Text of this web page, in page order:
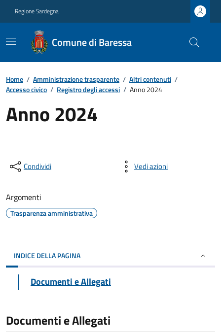
Regione Sardegna
Comune di Baressa
Home / Amministrazione trasparente / Altri contenuti /
Accesso civico / Registro degli accessi / Anno 2024
Anno 2024
Condividi Vedi azioni
Argomenti
Trasparenza amministrativa
INDICE DELLA PAGINA
Documenti e Allegati
Documenti e Allegati